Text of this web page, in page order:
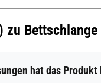
zu
hat das